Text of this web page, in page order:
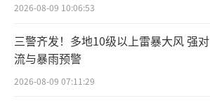
2026-08-09 10:06:53
三警齐发！多地10级以上雷暴大风 强对
流与暴雨预警
2026-08-09 07:11:29